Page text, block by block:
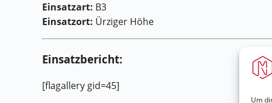
Um
Einsatzart: B3
Einsatzort: Ürziger Höhe
Einsatzbericht:
[flagallery gid=45]